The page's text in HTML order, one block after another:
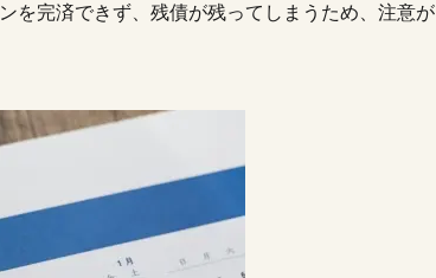
を完済できず、残債が残ってしまうため、注意が